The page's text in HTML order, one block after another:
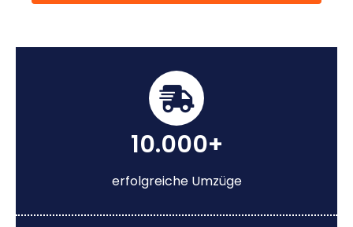
10.000+
erfolgreiche Umzüge